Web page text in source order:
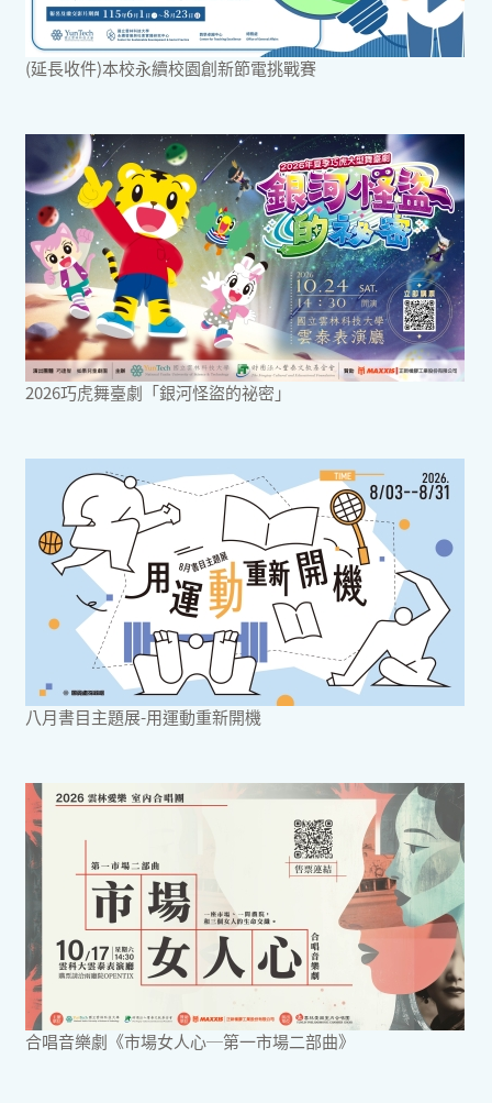
(延長收件)本校永續校園創新節電挑戰賽
2026巧虎舞臺劇「銀河怪盜的祕密」
八月書目主題展-用運動重新開機
合唱音樂劇《市場女人心─第一市場二部曲》